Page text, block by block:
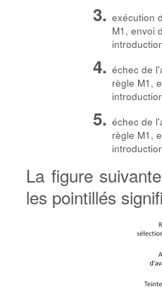
exécution
M1, envoi
échec de
règle M1,
échec de
règle M1,
La figure
les pointillés